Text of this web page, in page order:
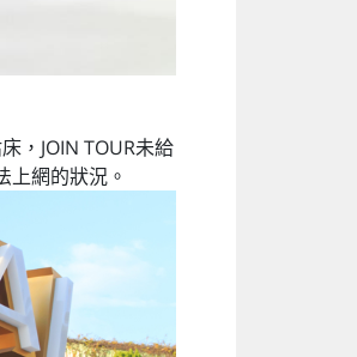
，JOIN TOUR未給
網的狀況。